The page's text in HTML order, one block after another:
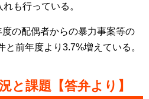
も行っている。
の配偶者からの暴力事案等の
前年度より3.7%増えている。
と課題【答弁より】